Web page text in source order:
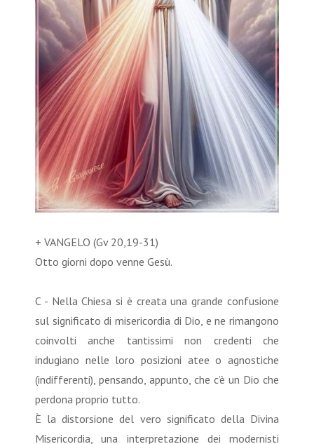
+ VANGELO (Gv 20,19-31)
Otto giorni dopo venne Gesù.
C - Nella Chiesa si è creata una grande confusione
sul significato di misericordia di Dio, e ne rimangono
coinvolti anche tantissimi non credenti che
indugiano nelle loro posizioni atee o agnostiche
(indifferenti), pensando, appunto, che c’è un Dio che
perdona proprio tutto.
È la distorsione del vero significato della Divina
Misericordia, una interpretazione dei modernisti